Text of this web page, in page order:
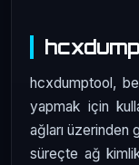
hcxdumptool,
yapmak için
ağları üzerinden
süreçte ağ